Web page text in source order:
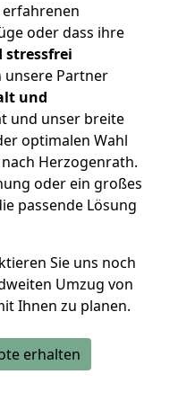
oder dass ihre
stressfrei
unsere Partner
und
und unser breite
optimalen Wahl
Herzogenrath.
oder ein großes
passende Lösung
Sie uns noch
Umzug von
Ihnen zu planen.
erhalten